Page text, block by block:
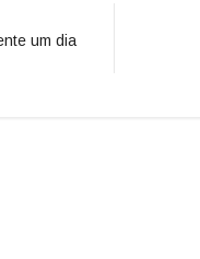
um dia